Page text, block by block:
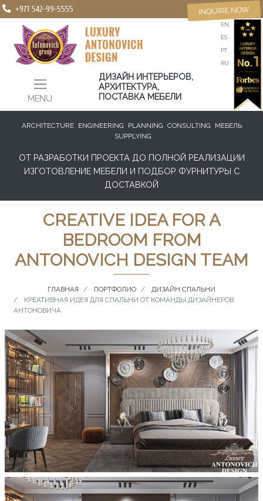
+971 542-99-5555
MENU
EN
ES
PT
RU
ДИЗАЙН ИНТЕРЬЕРОВ,
АРХИТЕКТУРА,
ПОСТАВКА МЕБЕЛИ
INQUIRE NOW
ARCHITECTURE ENGINEERING PLANNING CONSULTING
МЕБЕЛЬ
SUPPLYING
ОТ РАЗРАБОТКИ ПРОЕКТА ДО ПОЛНОЙ РЕАЛИЗАЦИИ
ИЗГОТОВЛЕНИЕ МЕБЕЛИ И ПОДБОР ФУРНИТУРЫ С
ДОСТАВКОЙ
CREATIVE IDEA FOR A
BEDROOM FROM
ANTONOVICH DESIGN TEAM
ГЛАВНАЯ ПОРТФОЛИО
ДИЗАЙН СПАЛЬНИ
КРЕАТИВНАЯ ИДЕЯ ДЛЯ СПАЛЬНИ ОТ КОМАНДЫ ДИЗАЙНЕРОВ
АНТОНОВИЧА